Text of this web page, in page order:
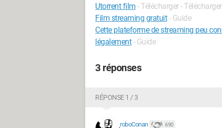
Utorrent film - Télécharger -
Film streaming gratuit - Guide
Cette plateforme de streaming peu
légalement - Guide
3 réponses
RÉPONSE 1 / 3
roboConan 690